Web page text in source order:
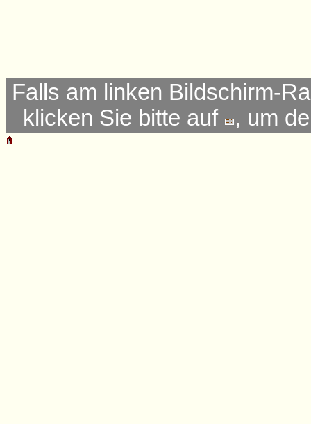
Falls am linken Bildschirm-
klicken Sie bitte auf
, um